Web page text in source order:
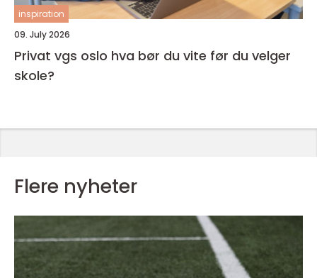
inspiration
09. July 2026
Privat vgs oslo hva bør du vite før du velger
skole?
Flere nyheter